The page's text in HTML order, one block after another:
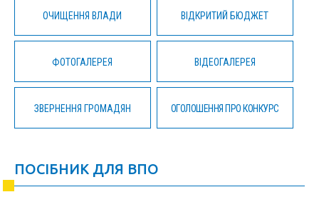
ОЧИЩЕННЯ ВЛАДИ ВІДКРИТИЙ БЮДЖЕТ
ФОТОГАЛЕРЕЯ ВІДЕОГАЛЕРЕЯ
ЗВЕРНЕННЯ ГРОМАДЯН ОГОЛОШЕННЯ ПРО КОНКУРС
ПОСІБНИК ДЛЯ ВПО